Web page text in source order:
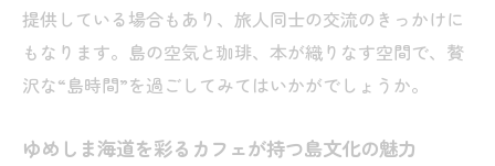
提供している場合もあり、旅人同士の交流のきっかけに
もなります。島の空気と珈琲、本が織りなす空間で、贅
沢な“島時間”を過ごしてみてはいかがでしょうか。
ゆめしま海道を彩るカフェが持つ島文化の魅力